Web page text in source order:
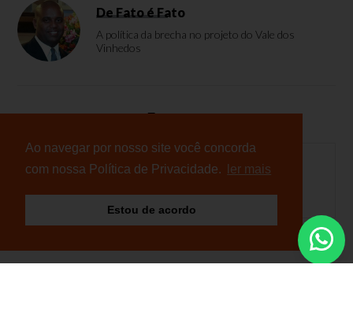
Ao navegar por nosso site você concorda
com nossa Política de Privacidade.
ler mais
Estou de acordo
De Fato é Fato
A política da brecha no projeto do Vale dos
Vinhedos
Enquete